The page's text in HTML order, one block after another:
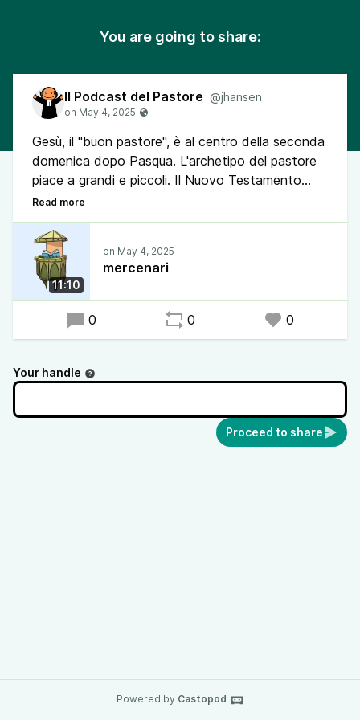
You are going to share:
Il Podcast del Pastore @jhansen
Gesù, il "buon pastore", è al centro della seconda
domenica dopo Pasqua. L'archetipo del pastore
piace a grandi e piccoli. Il Nuovo Testamento
confessa Cristo come il buon pastore che non
abbandona chi è perduto e che dà la vita per
coloro che gli sono affidati. Ogni individuo conta.
Tuttavia, i testi biblici mettono in guardia anche
dai cattivi pastori che pensano solo al proprio
benessere, scappano di fronte al pericolo e non
rafforzano i deboli.
11:10
mercenari
0 0 0
Your handle
Proceed to share
Powered by Castopod